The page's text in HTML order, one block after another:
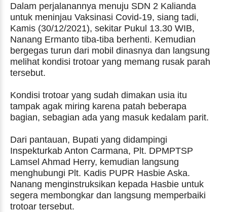
Dalam perjalanannya menuju SDN 2 Kalianda
untuk meninjau Vaksinasi Covid-19, siang tadi,
Kamis (30/12/2021), sekitar Pukul 13.30 WIB,
Nanang Ermanto tiba-tiba berhenti. Kemudian
bergegas turun dari mobil dinasnya dan langsung
melihat kondisi trotoar yang memang rusak parah
tersebut.
Kondisi trotoar yang sudah dimakan usia itu
tampak agak miring karena patah beberapa
bagian, sebagian ada yang masuk kedalam parit.
Dari pantauan, Bupati yang didampingi
Inspekturkab Anton Carmana, Plt. DPMPTSP
Lamsel Ahmad Herry, kemudian langsung
menghubungi Plt. Kadis PUPR Hasbie Aska.
Nanang menginstruksikan kepada Hasbie untuk
segera membongkar dan langsung memperbaiki
trotoar tersebut.